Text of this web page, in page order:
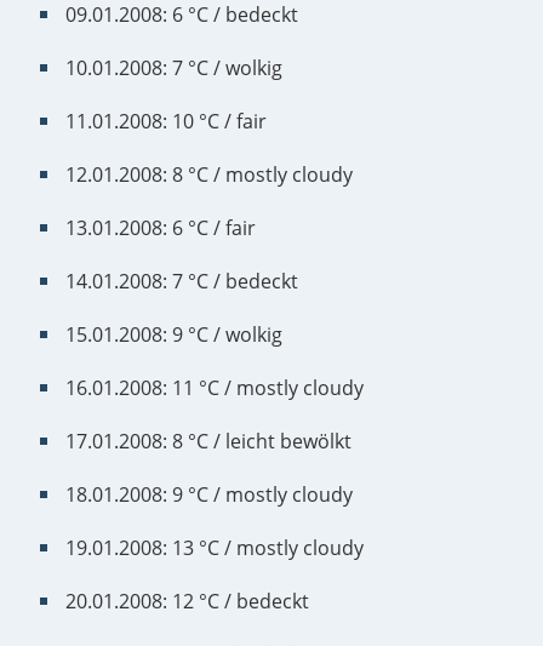
09.01.2008: 6 °C / bedeckt
10.01.2008: 7 °C / wolkig
11.01.2008: 10 °C / fair
12.01.2008: 8 °C / mostly cloudy
13.01.2008: 6 °C / fair
14.01.2008: 7 °C / bedeckt
15.01.2008: 9 °C / wolkig
16.01.2008: 11 °C / mostly cloudy
17.01.2008: 8 °C / leicht bewölkt
18.01.2008: 9 °C / mostly cloudy
19.01.2008: 13 °C / mostly cloudy
20.01.2008: 12 °C / bedeckt